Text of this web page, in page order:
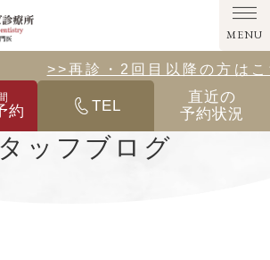
モト歯科なんば診療所」｜ボランティア
ッフブログ
MENU
約 TEL
直近の
予約状況
>>その他の診療メニューは
>>再診・2回目以降の方は